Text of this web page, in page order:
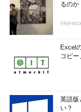
るのか
Excel
コピ
英語版
い？